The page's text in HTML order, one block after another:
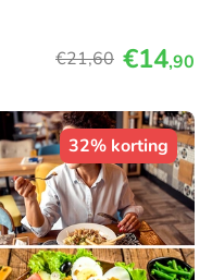
€21,60 €14,90
32% korting